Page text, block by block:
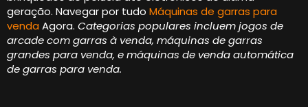
geração. Navegar por tudo Máquinas de garras para
venda Agora. Categorias populares incluem jogos de
arcade com garras à venda, máquinas de garras
grandes para venda, e máquinas de venda automática
de garras para venda.